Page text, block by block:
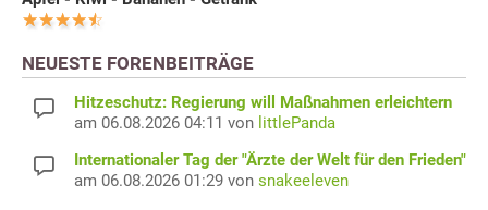
NEUESTE FORENBEITRÄGE
Hitzeschutz: Regierung will Maßnahmen erleichtern
am 06.08.2026 04:11 von littlePanda
Internationaler Tag der "Ärzte der Welt für den Frieden"
am 06.08.2026 01:29 von snakeeleven